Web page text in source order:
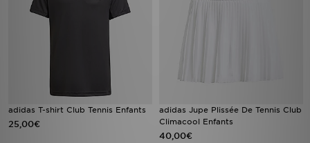
adidas T-shirt Club Tennis Enfants
25,00€
adidas Jupe Plissée De Tennis Club
Climacool Enfants
40,00€